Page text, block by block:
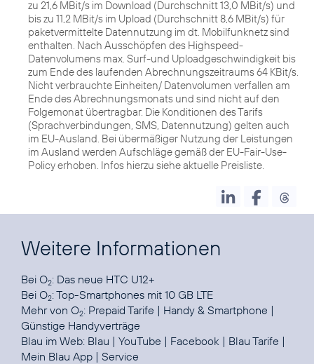
zu 21,6 MBit/s im Download (Durchschnitt 13,0 MBit/s) und
bis zu 11,2 MBit/s im Upload (Durchschnitt 8,6 MBit/s) für
paketvermittelte Datennutzung im dt. Mobilfunknetz sind
enthalten. Nach Ausschöpfen des Highspeed-
Datenvolumens max. Surf-und Uploadgeschwindigkeit bis
zum Ende des laufenden Abrechnungszeitraums 64 KBit/s.
Nicht verbrauchte Einheiten/ Datenvolumen verfallen am
Ende des Abrechnungsmonats und sind nicht auf den
Folgemonat übertragbar. Die Konditionen des Tarifs
(Sprachverbindungen, SMS, Datennutzung) gelten auch
im EU-Ausland. Bei übermäßiger Nutzung der Leistungen
im Ausland werden Aufschläge gemäß der EU-Fair-Use-
Policy erhoben. Infos hierzu siehe aktuelle Preisliste.
Weitere Informationen
Bei O2: Das neue HTC U12+
Bei O2:Top-Smartphones mit 10 GB LTE
Mehr von O2: Prepaid Tarife | Handy & Smartphone |
Günstige Handyverträge
Blau im Web: Blau | YouTube | Facebook | Blau Tarife |
Mein Blau App | Service